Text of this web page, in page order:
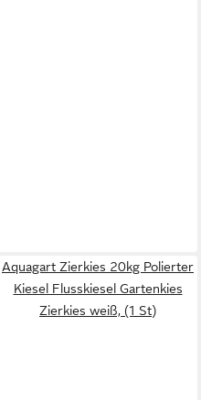
Aquagart Zierkies 20kg Polierter
Kiesel Flusskiesel Gartenkies
Zierkies weiß, (1 St)